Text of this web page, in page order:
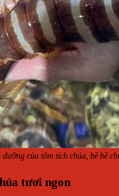
của tôm tích chúa, bề bề
tươi ngon